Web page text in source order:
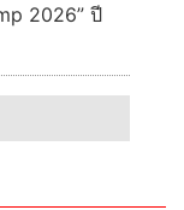
2026” ปี